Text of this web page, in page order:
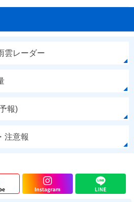
雲レーダー
報)
注意報